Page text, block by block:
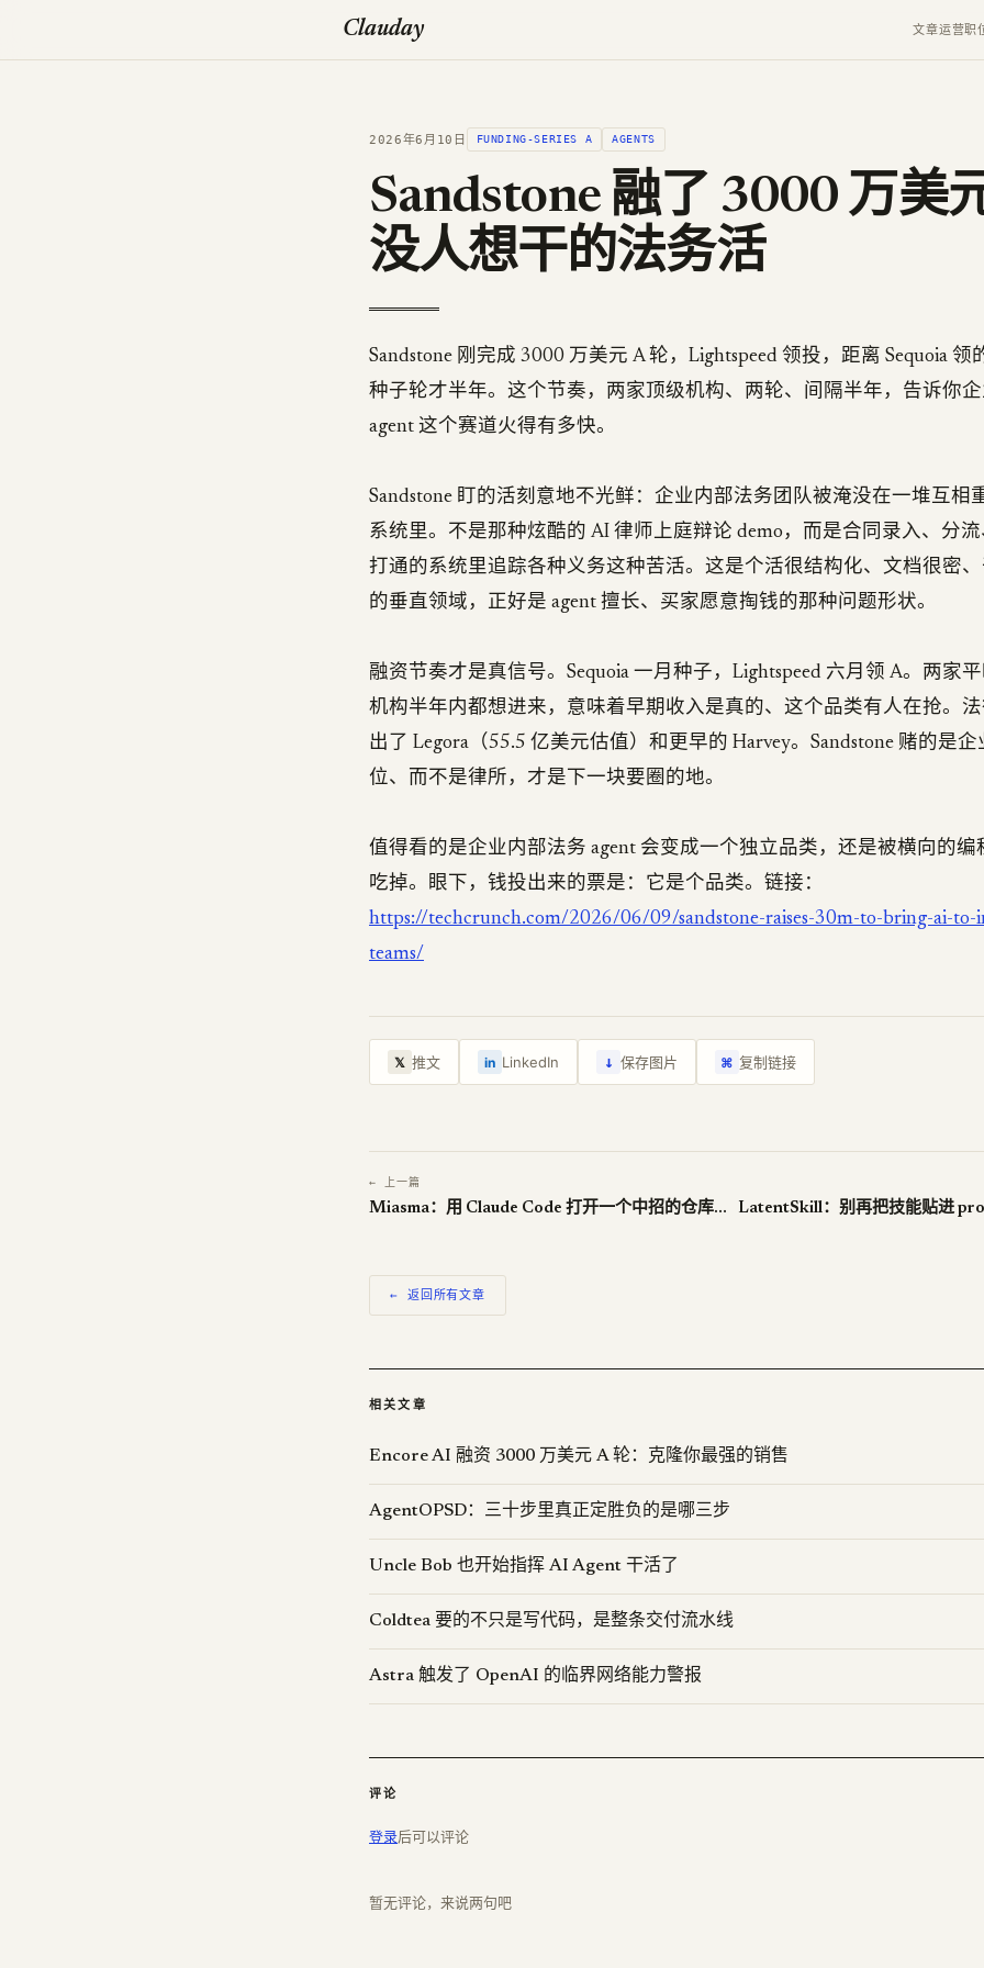
Clauday 文章运营职
2026年6月10日 FUNDING-SERIES A AGENTS
Sandstone 融了 3000 万美
没人想干的法务活
Sandstone 刚完成 3000 万美元 A 轮，Lightspeed 领投，距离 Sequoia 领
种子轮才半年。这个节奏，两家顶级机构、两轮、间隔半年，告诉你
agent 这个赛道火得有多快。
Sandstone 盯的活刻意地不光鲜：企业内部法务团队被淹没在一堆互相
系统里。不是那种炫酷的 AI 律师上庭辩论 demo，而是合同录入、分
打通的系统里追踪各种义务这种苦活。这是个活很结构化、文档很密
的垂直领域，正好是 agent 擅长、买家愿意掏钱的那种问题形状。
融资节奏才是真信号。Sequoia 一月种子，Lightspeed 六月领 A。两家
机构半年内都想进来，意味着早期收入是真的、这个品类有人在抢。
出了 Legora（55.5 亿美元估值）和更早的 Harvey。Sandstone 赌的是
位、而不是律所，才是下一块要圈的地。
值得看的是企业内部法务 agent 会变成一个独立品类，还是被横向的编
吃掉。眼下，钱投出来的票是：它是个品类。链接：
https://techcrunch.com/2026/06/09/sandstone-raises-30m-to-bring-ai-to-
teams/
𝕏 推文 in LinkedIn ↓ 保存图片 ⌘ 复制链接
← 上一篇
Miasma：用 Claude Code 打开一个中招的仓库，密码就没了
← 返回所有文章
相关文章
Encore AI 融资 3000 万美元 A 轮：克隆你最强的销售
AgentOPSD：三十步里真正定胜负的是哪三步
Uncle Bob 也开始指挥 AI Agent 干活了
Coldtea 要的不只是写代码，是整条交付流水线
Astra 触发了 OpenAI 的临界网络能力警报
评论
登录后可以评论
暂无评论，来说两句吧